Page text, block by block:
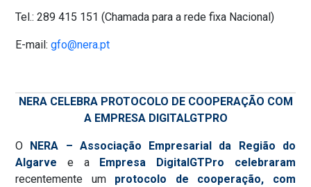
Tel.: 289 415 151 (Chamada para a rede fixa Nacional)
E-mail: gfo@nera.pt
NERA CELEBRA PROTOCOLO DE COOPERAÇÃO COM
A EMPRESA DIGITALGTPRO
O NERA – Associação Empresarial da Região do
Algarve e a Empresa DigitalGTPro
celebraram
recentemente um protocolo de cooperação, com